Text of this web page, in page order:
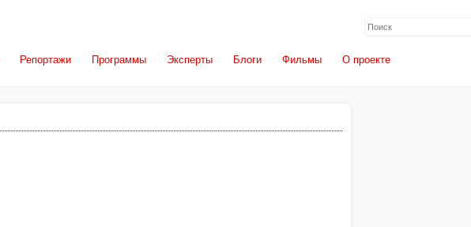
Репортажи Программы Эксперты Блоги Фильмы О проекте